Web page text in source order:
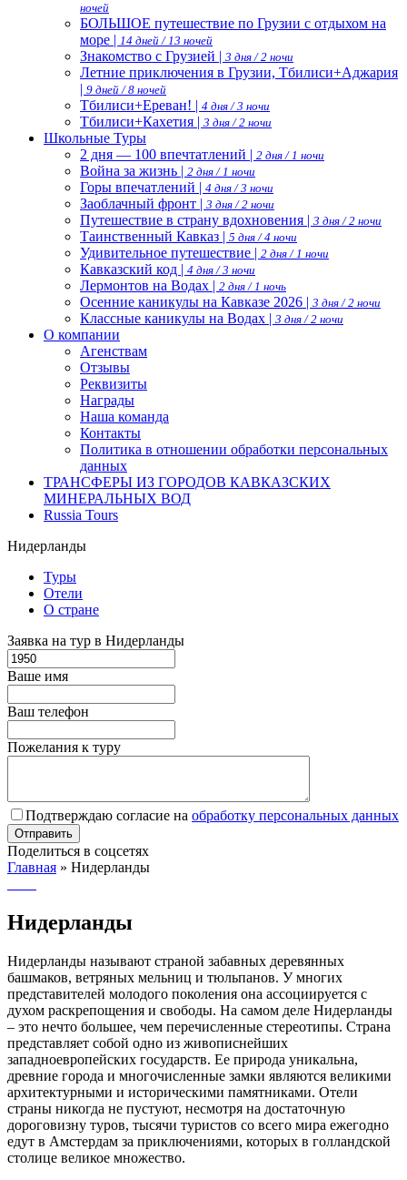
ночей
БОЛЬШОЕ путешествие по Грузии с отдыхом на
море | 14 дней / 13 ночей
Знакомство с Грузией | 3 дня / 2 ночи
Летние приключения в Грузии, Тбилиси+Аджария
| 9 дней / 8 ночей
Тбилиси+Ереван! | 4 дня / 3 ночи
Тбилиси+Кахетия | 3 дня / 2 ночи
Школьные Туры
2 дня — 100 впечтатлений | 2 дня / 1 ночи
Война за жизнь | 2 дня / 1 ночи
Горы впечатлений | 4 дня / 3 ночи
Заоблачный фронт | 3 дня / 2 ночи
Путешествие в страну вдохновения | 3 дня / 2 ночи
Таинственный Кавказ | 5 дня / 4 ночи
Удивительное путешествие | 2 дня / 1 ночи
Кавказский код | 4 дня / 3 ночи
Лермонтов на Водах | 2 дня / 1 ночь
Осенние каникулы на Кавказе 2026 | 3 дня / 2 ночи
Классные каникулы на Водах | 3 дня / 2 ночи
О компании
Агенствам
Отзывы
Реквизиты
Награды
Наша команда
Контакты
Политика в отношении обработки персональных
данных
ТРАНСФЕРЫ ИЗ ГОРОДОВ КАВКАЗСКИХ
МИНЕРАЛЬНЫХ ВОД
Russia Tours
Нидерланды
Туры
Отели
О стране
Заявка на тур в Нидерланды
Ваше имя
Ваш телефон
Пожелания к туру
Подтверждаю согласие на обработку персональных данных
Поделиться в соцсетях
Главная » Нидерланды
Нидерланды
Нидерланды называют страной забавных деревянных
башмаков, ветряных мельниц и тюльпанов. У многих
представителей молодого поколения она ассоциируется с
духом раскрепощения и свободы. На самом деле Нидерланды
– это нечто большее, чем перечисленные стереотипы. Страна
представляет собой одно из живописнейших
западноевропейских государств. Ее природа уникальна,
древние города и многочисленные замки являются великими
архитектурными и историческими памятниками. Отели
страны никогда не пустуют, несмотря на достаточную
дороговизну туров, тысячи туристов со всего мира ежегодно
едут в Амстердам за приключениями, которых в голландской
столице великое множество.